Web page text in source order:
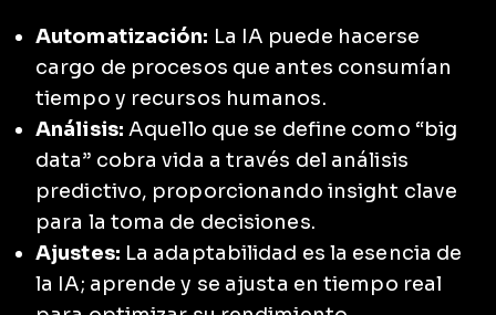
Automatización: La IA puede hacerse
cargo de procesos que antes consumían
tiempo y recursos humanos.
Análisis: Aquello que se define como “big
data” cobra vida a través del análisis
predictivo, proporcionando insight clave
para la toma de decisiones.
Ajustes: La adaptabilidad es la esencia de
la IA; aprende y se ajusta en tiempo real